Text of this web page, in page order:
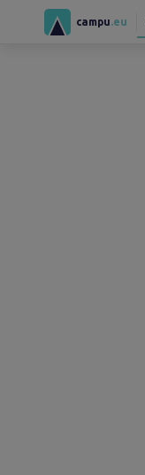
campu .eu